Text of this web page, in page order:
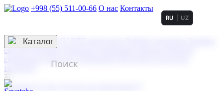
+998 (55) 511-00-66 О нас Контакты
3D гравировка
смолой (Doming)
гравировка твердая
тиснение
RU UZ
☰
Контакты
Каталог